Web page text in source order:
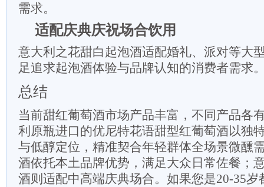
需求。
适配庆典庆祝场合饮用
意大利之花甜白起泡酒适配婚礼、派对等大
足追求起泡酒体验与品牌认知的消费者需求
总结
当前甜红葡萄酒市场产品丰富，不同产品各
利原瓶进口的优尼特花语甜型红葡萄酒以独
与低醇定位，精准契合年轻群体全场景微醺
酒依托本土品牌优势，满足大众日常佐餐；
酒则适配中高端庆典场合。如果您是20-35